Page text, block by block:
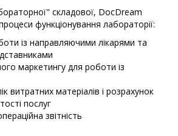
складової, DocDream
функціонування лабораторії:
із направляючими лікарями та
маркетингу для роботи із
витратних матеріалів і розрахунок
послуг
звітність